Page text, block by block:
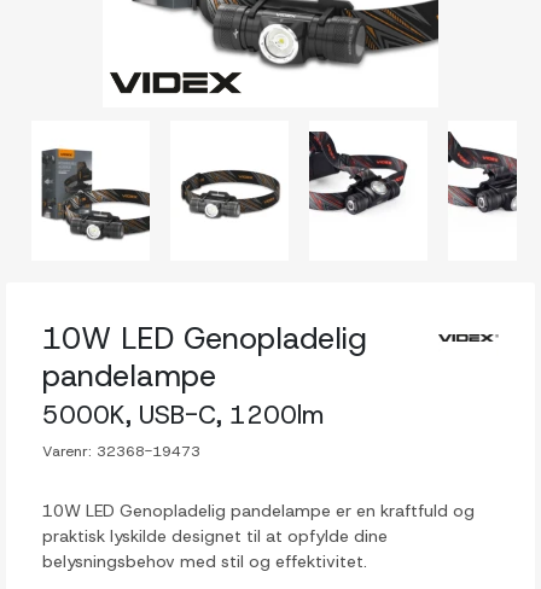
10W LED Genopladelig
pandelampe
5000K, USB-C, 1200lm
Varenr: 32368-19473
10W LED Genopladelig pandelampe er en kraftfuld og
praktisk lyskilde designet til at opfylde dine
belysningsbehov med stil og effektivitet.